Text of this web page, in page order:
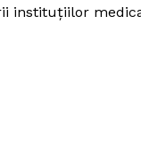
instituțiilor